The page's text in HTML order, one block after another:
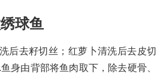
球鱼
后去籽切丝；红萝卜清洗后去皮切
身由背部将鱼肉取下，除去硬骨、